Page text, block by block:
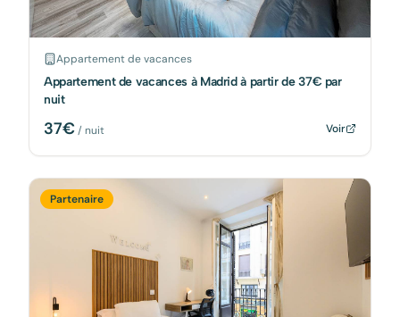
Appartement de vacances
Appartement de vacances à Madrid à partir de 37€ par
nuit
37€/ nuit Voir
Partenaire